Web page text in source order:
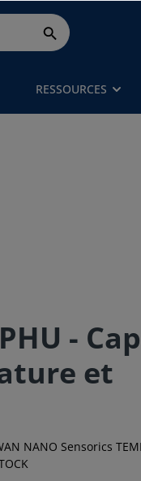
RESSOURCES
-
et
NANO Sensorics